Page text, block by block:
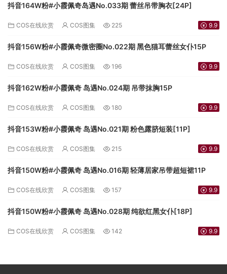
抖音164W粉#小霞佩奇岛遇No.033期 蕾丝吊带胸衣[24P]
COS在线欣赏 COS图集 225 9.9
抖音156W粉#小霞佩奇微密圈No.022期 黑色猫耳蕾丝女仆15P
COS在线欣赏 COS图集 196 9.9
抖音162W粉#小霞佩奇 岛遇No.024期 吊带抹胸15P
COS在线欣赏 COS图集 180 9.9
抖音153W粉#小霞佩奇 岛遇No.021期 粉色露脐短装[11P]
COS在线欣赏 COS图集 215 9.9
抖音150W粉#小霞佩奇 岛遇No.016期 轻薄居家吊带超短裙11P
COS在线欣赏 COS图集 157 9.9
抖音150W粉#小霞佩奇 岛遇No.028期 纯欲红黑女仆[18P]
COS在线欣赏 COS图集 142 9.9